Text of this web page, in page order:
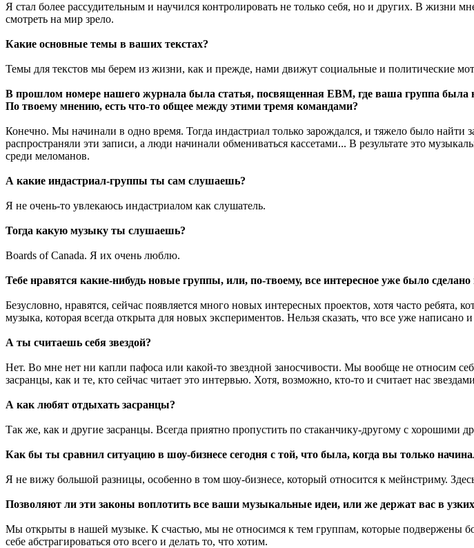
Я стал более рассудительным и научился контролировать не только себя, но и других. В жизни
смотреть на мир зрело.
Какие основные темы в ваших текстах?
Темы для текстов мы берем из жизни, как и прежде, нами движут социальные и политические
В прошлом номере нашего журнала была статья, посвященная EBM, где ваша группа была
По твоему мнению, есть что-то общее между этими тремя командами?
Конечно. Мы начинали в одно время. Тогда индастриал только зарождался, и тяжело было
распространяли эти записи, а люди начинали обмениваться кассетами... В результате это
среди меломанов.
А какие индастриал-группы ты сам слушаешь?
Я не очень-то увлекаюсь индастриалом как слушатель.
Тогда какую музыку ты слушаешь?
Boards of Canada. Я их очень люблю.
Тебе нравятся какие-нибудь новые группы, или, по-твоему, все интересное уже было
Безусловно, нравятся, сейчас появляется много новых интересных проектов, хотя часто
музыка, которая всегда открыта для новых экспериментов. Нельзя сказать, что все уже написано
А ты считаешь себя звездой?
Нет. Во мне нет ни капли пафоса или какой-то звездной заносчивости. Мы вообще не относим
засранцы, как и те, кто сейчас читает это интервью. Хотя, возможно, кто-то и считает нас
А как любят отдыхать засранцы?
Так же, как и другие засранцы. Всегда приятно пропустить по стаканчику-другому с хорошими
Как бы ты сравнил ситуацию в шоу-бизнесе сегодня с той, что была, когда вы только
Я не вижу большой разницы, особенно в том шоу-бизнесе, который относится к мейнстриму.
Позволяют ли эти законы воплотить все ваши музыкальные идеи, или же держат вас в
Мы открыты в нашей музыке. К счастью, мы не относимся к тем группам, которые подвержены
себе абстрагироваться ото всего и делать то, что хотим.